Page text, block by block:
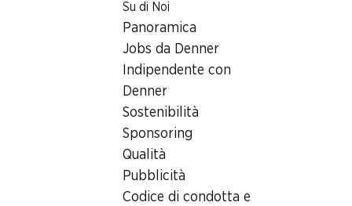
Su di Noi
Panoramica
Jobs da Denner
Indipendente con
Denner
Sostenibilità
Sponsoring
Qualità
Pubblicità
Codice di condotta e
Prelievo di contanti con Post-Card / M-Card